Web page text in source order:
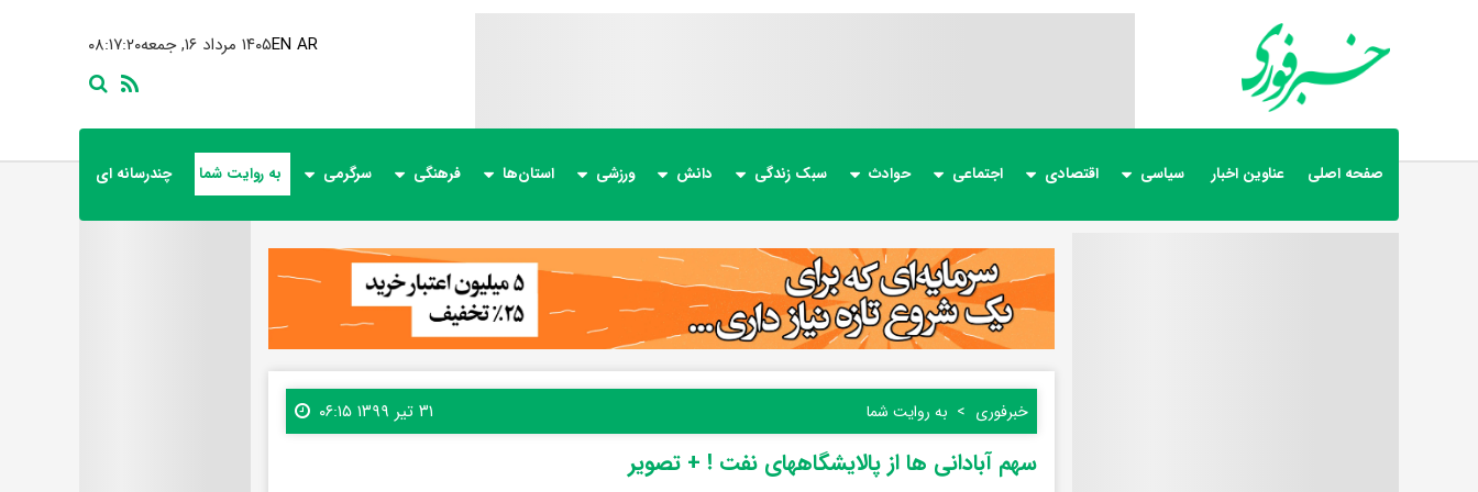
۰۸:۱۷:۲۱ ۱۴۰۵ مرداد ۱۶, جمعهEN AR
صفحه اصلی عناوین اخبار سیاسی اقتصادی اجتماعی حوادث سبک زندگی دانش ورزشی استان‌ها فرهنگی سرگرمی به روایت شما چندرسانه ای
خبرفوری به روایت شما ۳۱ تیر ۱۳۹۹ ۰۶:۱۵
سهم آبادانی ها از پالایشگاههای نفت ! + تصویر